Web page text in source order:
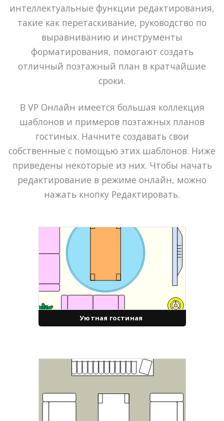
интеллектуальные функции редактирования,
такие как перетаскивание, руководство по
выравниванию и инструменты
форматирования, помогают создать
отличный поэтажный план в кратчайшие
сроки.
В VP Онлайн имеется большая коллекция
шаблонов и примеров поэтажных планов
гостиных. Начните создавать свои
собственные с помощью этих шаблонов. Ниже
приведены некоторые из них. Чтобы начать
редактирование в режиме онлайн, можно
нажать кнопку Редактировать.
Уютная гостиная